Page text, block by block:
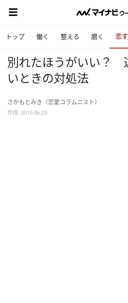
トップ 働く 整える 磨く 恋
別れたほうがいい？
いときの対処法
さかもとみき（恋愛コラムニスト）
作成: 2019.06.23